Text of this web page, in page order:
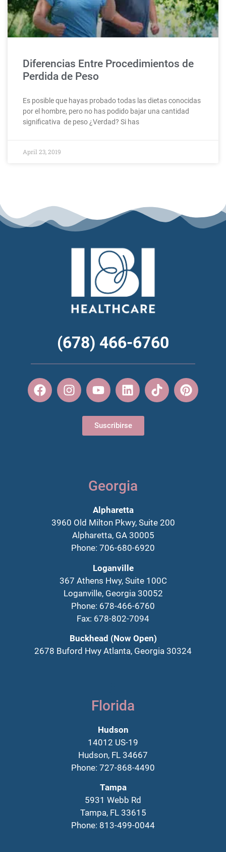
Diferencias Entre Procedimientos de
Perdida de Peso
Es posible que hayas probado todas las dietas conocidas
por el hombre, pero no has podido bajar una cantidad
significativa de peso ¿Verdad? Si has
April 23, 2019
(678) 466-6760
Suscribirse
Georgia
Alpharetta
3960 Old Milton Pkwy, Suite 200
Alpharetta, GA 30005
Phone: 706-680-6920
Loganville
367 Athens Hwy, Suite 100C
Loganville, Georgia 30052
Phone: 678-466-6760
Fax: 678-802-7094
Buckhead (Now Open)
2678 Buford Hwy Atlanta, Georgia 30324
Florida
Hudson
14012 US-19
Hudson, FL 34667
Phone: 727-868-4490
Tampa
5931 Webb Rd
Tampa, FL 33615
Phone: 813-499-0044